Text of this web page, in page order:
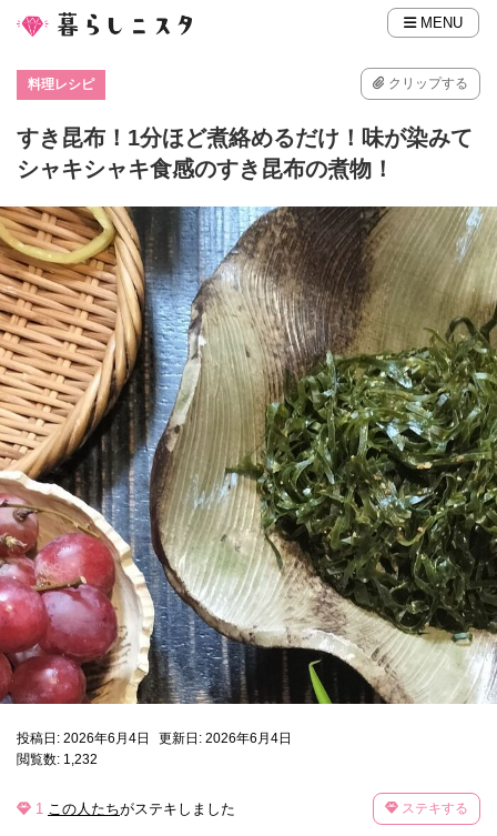
MENU
料理レシピ クリップする
すき昆布！1分ほど煮絡めるだけ！味が染みて
シャキシャキ食感のすき昆布の煮物！
投稿日: 2026年6月4日
更新日: 2026年6月4日
閲覧数: 1,232
1 この人たちがステキしました ステキする